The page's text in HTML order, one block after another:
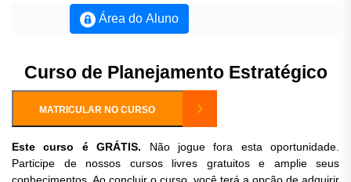
Área do Aluno
Curso de Planejamento Estratégico
MATRICULAR NO CURSO
Este curso é GRÁTIS. Não jogue fora esta oportunidade.
Participe de nossos cursos livres gratuitos e amplie seus